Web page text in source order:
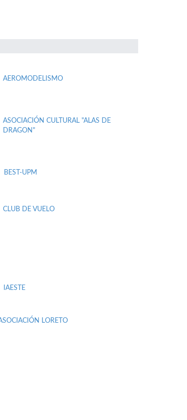
AEROMODELISMO
ASOCIACIÓN CULTURAL "ALAS DE
DRAGON"
BEST-UPM
CLUB DE VUELO
IAESTE
LORETO